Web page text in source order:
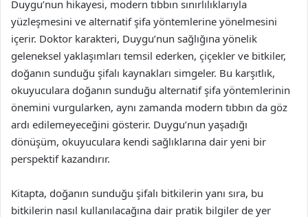
Duygu’nun hikayesi, modern tıbbın sınırlılıklarıyla
yüzleşmesini ve alternatif şifa yöntemlerine yönelmesini
içerir. Doktor karakteri, Duygu’nun sağlığına yönelik
geleneksel yaklaşımları temsil ederken, çiçekler ve bitkiler,
doğanın sunduğu şifalı kaynakları simgeler. Bu karşıtlık,
okuyuculara doğanın sunduğu alternatif şifa yöntemlerinin
önemini vurgularken, aynı zamanda modern tıbbın da göz
ardı edilemeyeceğini gösterir. Duygu’nun yaşadığı
dönüşüm, okuyuculara kendi sağlıklarına dair yeni bir
perspektif kazandırır.
Kitapta, doğanın sunduğu şifalı bitkilerin yanı sıra, bu
bitkilerin nasıl kullanılacağına dair pratik bilgiler de yer